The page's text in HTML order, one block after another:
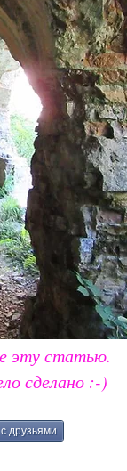
эту статью.
сделано :-)
друзьями